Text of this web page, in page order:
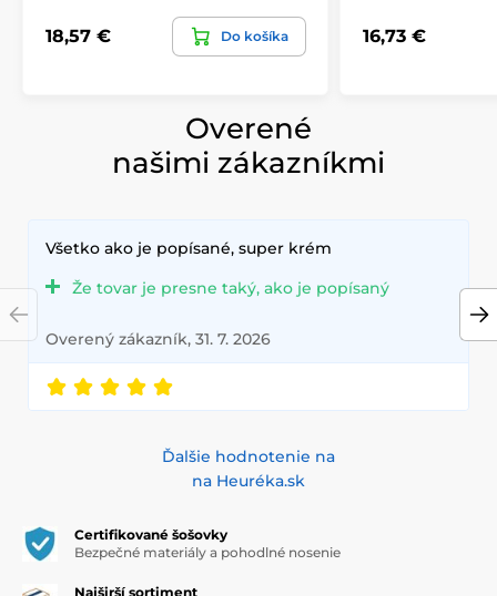
18,57 € Do košíka 16,73 €
Overené
našimi zákazníkmi
Všetko ako je popísané, super krém
Že tovar je presne taký, ako je popísaný
Overený zákazník, 31. 7. 2026
Ďalšie hodnotenie na
na Heuréka.sk
Certifikované šošovky
Bezpečné materiály a pohodlné nosenie
Najširší sortiment